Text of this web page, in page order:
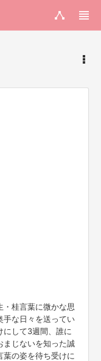
・桂言葉に微かな思
手な日々を送ってい
にして3週間、誰に
まじないを知った誠
の姿を待ち受けに